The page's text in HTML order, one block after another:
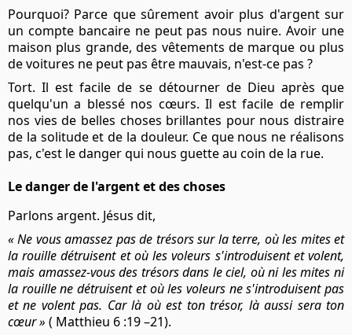
Pourquoi? Parce que sûrement avoir plus d'argent sur
un compte bancaire ne peut pas nous nuire. Avoir une
maison plus grande, des vêtements de marque ou plus
de voitures ne peut pas être mauvais, n'est-ce pas ?
Tort. Il est facile de se détourner de Dieu après que
quelqu'un a blessé nos cœurs. Il est facile de remplir
nos vies de belles choses brillantes pour nous distraire
de la solitude et de la douleur. Ce que nous ne réalisons
pas, c'est le danger qui nous guette au coin de la rue.
Le danger de l'argent et des choses
Parlons argent. Jésus dit,
« Ne vous amassez pas de trésors sur la terre, où les mites et
la rouille détruisent et où les voleurs s'introduisent et volent,
mais amassez-vous des trésors dans le ciel, où ni les mites ni
la rouille ne détruisent et où les voleurs ne s'introduisent pas
et ne volent pas. Car là où est ton trésor, là aussi sera ton
cœur » ( Matthieu 6 :19 –21).